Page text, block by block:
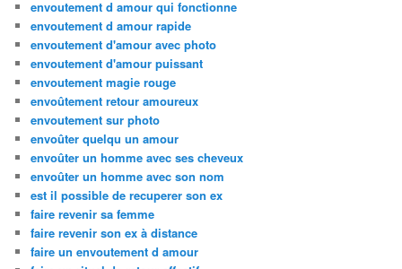
envoutement d amour qui fonctionne
envoutement d amour rapide
envoutement d'amour avec photo
envoutement d'amour puissant
envoutement magie rouge
envoûtement retour amoureux
envoutement sur photo
envoûter quelqu un amour
envoûter un homme avec ses cheveux
envoûter un homme avec son nom
est il possible de recuperer son ex
faire revenir sa femme
faire revenir son ex à distance
faire un envoutement d amour